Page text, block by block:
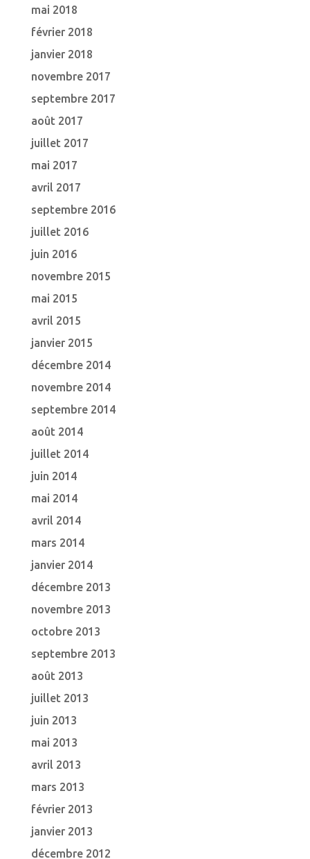
mai 2018
février 2018
janvier 2018
novembre 2017
septembre 2017
août 2017
juillet 2017
mai 2017
avril 2017
septembre 2016
juillet 2016
juin 2016
novembre 2015
mai 2015
avril 2015
janvier 2015
décembre 2014
novembre 2014
septembre 2014
août 2014
juillet 2014
juin 2014
mai 2014
avril 2014
mars 2014
janvier 2014
décembre 2013
novembre 2013
octobre 2013
septembre 2013
août 2013
juillet 2013
juin 2013
mai 2013
avril 2013
mars 2013
février 2013
janvier 2013
décembre 2012